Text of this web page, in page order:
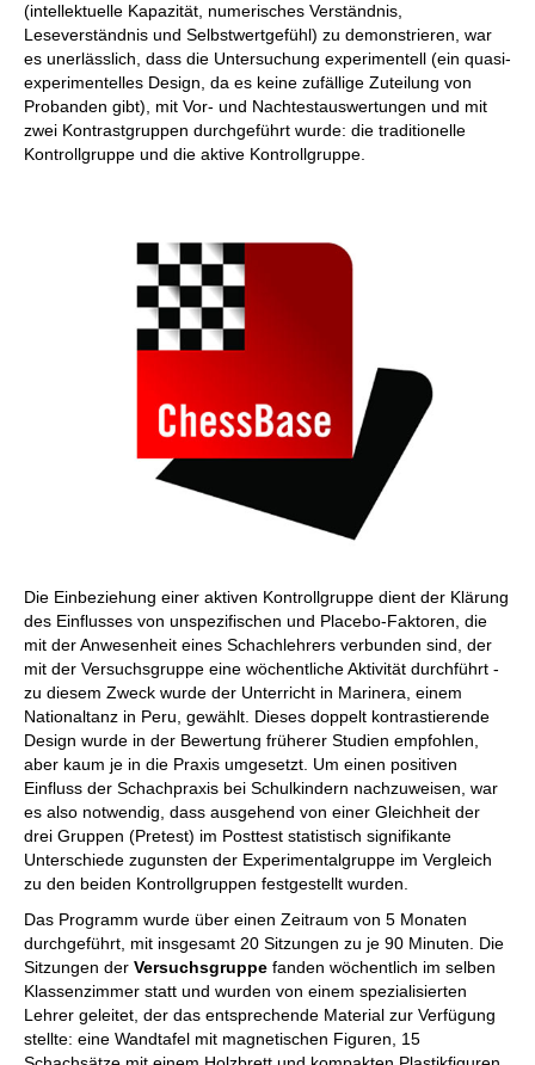
(intellektuelle Kapazität, numerisches Verständnis,
Leseverständnis und Selbstwertgefühl) zu demonstrieren, war
es unerlässlich, dass die Untersuchung experimentell (ein quasi-
experimentelles Design, da es keine zufällige Zuteilung von
Probanden gibt), mit Vor- und Nachtestauswertungen und mit
zwei Kontrastgruppen durchgeführt wurde: die traditionelle
Kontrollgruppe und die aktive Kontrollgruppe.
Die Einbeziehung einer aktiven Kontrollgruppe dient der Klärung
des Einflusses von unspezifischen und Placebo-Faktoren, die
mit der Anwesenheit eines Schachlehrers verbunden sind, der
mit der Versuchsgruppe eine wöchentliche Aktivität durchführt -
zu diesem Zweck wurde der Unterricht in Marinera, einem
Nationaltanz in Peru, gewählt. Dieses doppelt kontrastierende
Design wurde in der Bewertung früherer Studien empfohlen,
aber kaum je in die Praxis umgesetzt. Um einen positiven
Einfluss der Schachpraxis bei Schulkindern nachzuweisen, war
es also notwendig, dass ausgehend von einer Gleichheit der
drei Gruppen (Pretest) im Posttest statistisch signifikante
Unterschiede zugunsten der Experimentalgruppe im Vergleich
zu den beiden Kontrollgruppen festgestellt wurden.
Das Programm wurde über einen Zeitraum von 5 Monaten
durchgeführt, mit insgesamt 20 Sitzungen zu je 90 Minuten. Die
Sitzungen der Versuchsgruppe fanden wöchentlich im selben
Klassenzimmer statt und wurden von einem spezialisierten
Lehrer geleitet, der das entsprechende Material zur Verfügung
stellte: eine Wandtafel mit magnetischen Figuren, 15